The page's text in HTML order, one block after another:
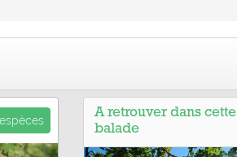
A retrouver dans cette
balade